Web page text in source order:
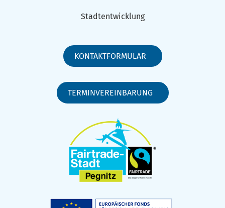
Stadtentwicklung
KONTAKTFORMULAR
TERMINVEREINBARUNG